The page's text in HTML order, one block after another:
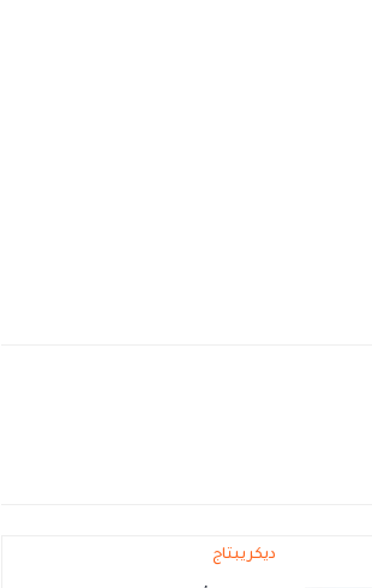
ديكريبتاج